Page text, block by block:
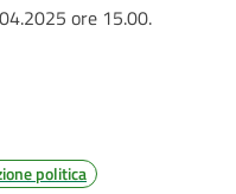
ore 15.00.
politica